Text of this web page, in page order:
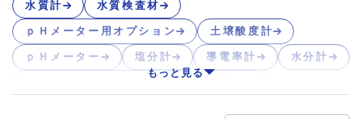
水質計 水質検査材
ｐＨメーター用オプション 土壌酸度計
ｐＨメーター 塩分計 導電率計 水分計
もっと見る